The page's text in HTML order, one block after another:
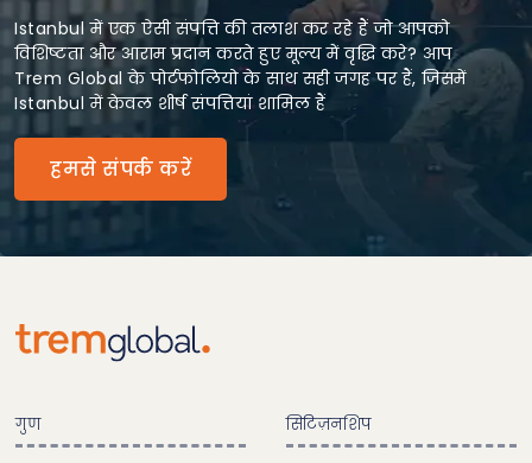
Istanbul में एक ऐसी संपत्ति की तलाश कर रहे हैं जो आपको
विशिष्टता और आराम प्रदान करते हुए मूल्य में वृद्धि करे? आप
Trem Global के पोर्टफोलियो के साथ सही जगह पर हैं, जिसमें
Istanbul में केवल शीर्ष संपत्तियां शामिल हैं
हमसे संपर्क करें
गुण सिटिज़नशिप